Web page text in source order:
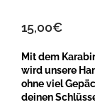
basierend
auf
15,00€
Mit dem
wird unsere
ohne viel
deinen